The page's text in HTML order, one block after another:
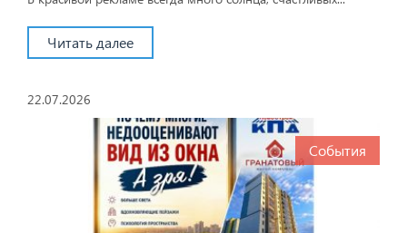
Читать далее
22.07.2026
События